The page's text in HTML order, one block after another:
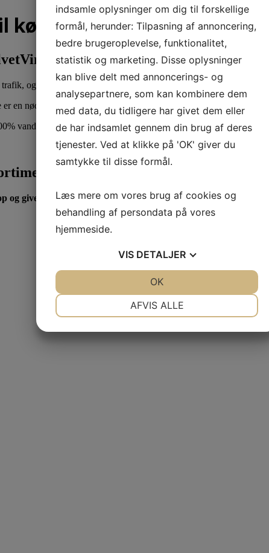
køkkengulvet
Vinyl – et fornuftigt valg til køkkengulvet
og stor belastning.
en nødvendighed.
vandtæt.
og giver pris.
indsamle oplysninger om dig til forskellige
formål, herunder: Tilpasning af annoncering,
bedre brugeroplevelse, funktionalitet,
statistik og marketing. Disse oplysninger
kan blive delt med annoncerings- og
analysepartnere, som kan kombinere dem
med data, du tidligere har givet dem eller
de har indsamlet gennem din brug af deres
tjenester. Ved at klikke på 'OK' giver du
samtykke til disse formål.
Læs mere om vores brug af cookies og
behandling af persondata på vores
hjemmeside.
VIS DETALJER
AFVIS ALLE
OK